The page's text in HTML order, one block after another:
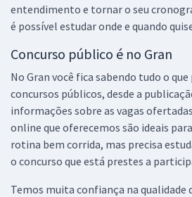
entendimento e tornar o seu
é possível estudar onde e quando
Concurso público é no Gran
No Gran você fica sabendo tudo o
concursos públicos, desde a
informações sobre as vagas
online que oferecemos são ideais
rotina bem corrida, mas precisa
o concurso que está prestes a
Temos muita confiança na qualidade